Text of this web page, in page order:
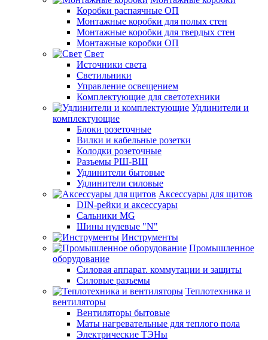
Коробки распаячные ОП
Монтажные коробки для полых стен
Монтажные коробки для твердых стен
Монтажные коробки ОП
Свет
Источники света
Светильники
Управление освещением
Комплектующие для светотехники
Удлинители и
комплектующие
Блоки розеточные
Вилки и кабельные розетки
Колодки розеточные
Разъемы РШ-ВШ
Удлинители бытовые
Удлинители силовые
Аксессуары для щитов
DIN-рейки и аксессуары
Сальники MG
Шины нулевые "N"
Инструменты
Промышленное
оборудование
Силовая аппарат. коммутации и защиты
Силовые разъемы
Теплотехника и
вентиляторы
Вентиляторы бытовые
Маты нагревательные для теплого пола
Электрические ТЭНы